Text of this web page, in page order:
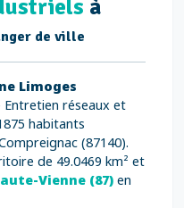
à
de ville
Limoges
réseaux et
habitants
(87140).
de 49.0469 km² et
Vienne (87) en